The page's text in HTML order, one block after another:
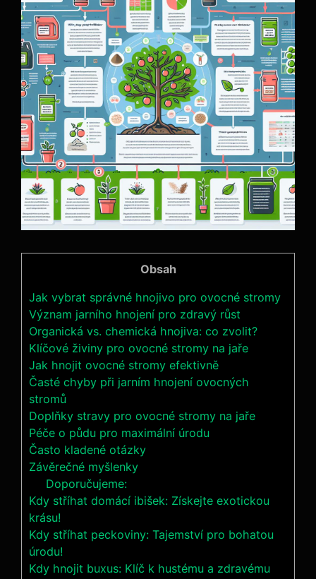
Obsah
Jak vybrat správné hnojivo pro ovocné ⁤stromy
Význam jarního hnojení pro zdravý ‌růst
Organická vs. chemická hnojiva: co zvolit?
Klíčové ⁤živiny pro ovocné stromy na ​jaře
Jak hnojit ovocné stromy‍ efektivně
Časté chyby při ‍jarním hnojení ovocných
stromů
Doplňky stravy pro ovocné stromy na jaře
Péče o půdu pro maximální úrodu
Často kladené ⁤otázky
Závěrečné‌ myšlenky
Doporučujeme:
Kdy stříhat domácí ibišek: Získejte exotickou
krásu!
Kdy stříhat peckoviny: Tajemství pro bohatou
úrodu!
Kdy hnojit buxus: Klíč k hustému a zdravému